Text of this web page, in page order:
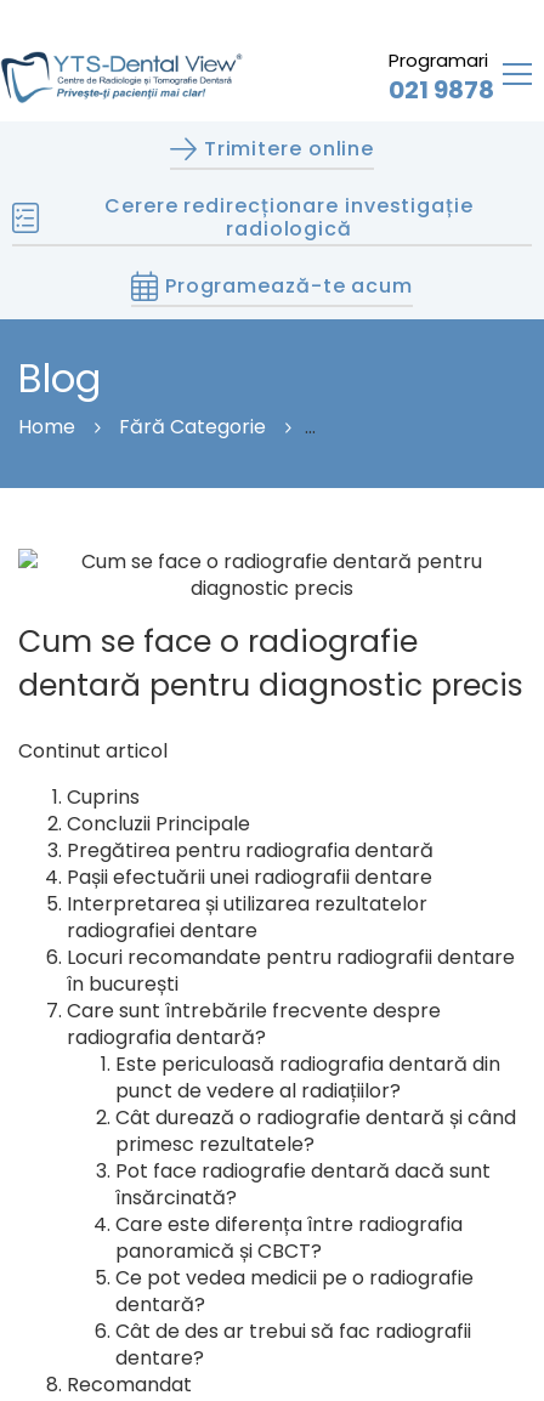
Programari
021 9878
Trimitere online
Cerere redirecționare investigație
radiologică
Programează-te acum
Blog
Home
Fără Categorie
Diagnostic Precis
Cum se face o radiografie
dentară pentru diagnostic precis
Continut articol
Cuprins
Concluzii Principale
Pregătirea pentru radiografia dentară
Pașii efectuării unei radiografii dentare
Interpretarea și utilizarea rezultatelor
radiografiei dentare
Locuri recomandate pentru radiografii dentare
în bucurești
Care sunt întrebările frecvente despre
radiografia dentară?
Este periculoasă radiografia dentară din
punct de vedere al radiațiilor?
Cât durează o radiografie dentară și când
primesc rezultatele?
Pot face radiografie dentară dacă sunt
însărcinată?
Care este diferența între radiografia
panoramică și CBCT?
Ce pot vedea medicii pe o radiografie
dentară?
Cât de des ar trebui să fac radiografii
dentare?
Recomandat